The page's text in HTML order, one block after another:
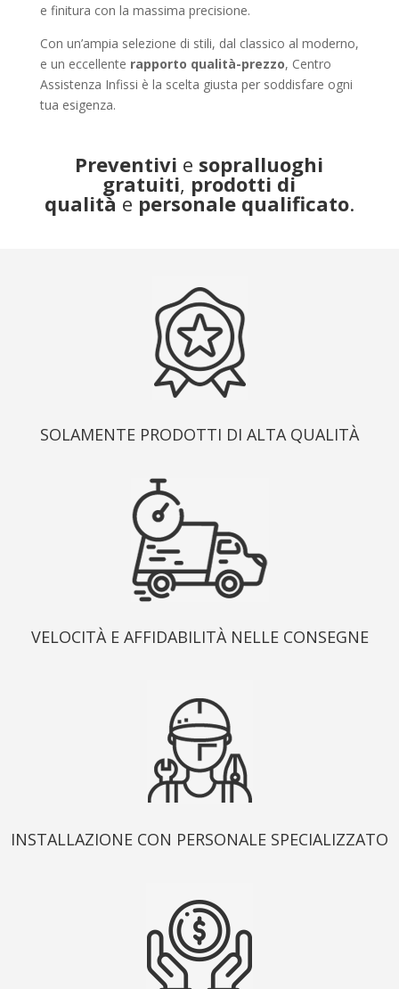
e finitura con la massima precisione.
Con un’ampia selezione di stili, dal classico al moderno,
e un eccellente rapporto qualità-prezzo, Centro
Assistenza Infissi è la scelta giusta per soddisfare ogni
tua esigenza.
Preventivi e sopralluoghi
gratuiti, prodotti di
qualità e personale qualificato.
SOLAMENTE PRODOTTI DI ALTA QUALITÀ
VELOCITÀ E AFFIDABILITÀ NELLE CONSEGNE
INSTALLAZIONE CON PERSONALE SPECIALIZZATO